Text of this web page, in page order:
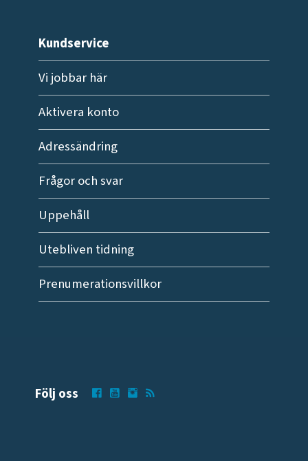
Kundservice
Vi jobbar här
Aktivera konto
Adressändring
Frågor och svar
Uppehåll
Utebliven tidning
Prenumerationsvillkor
Följ oss